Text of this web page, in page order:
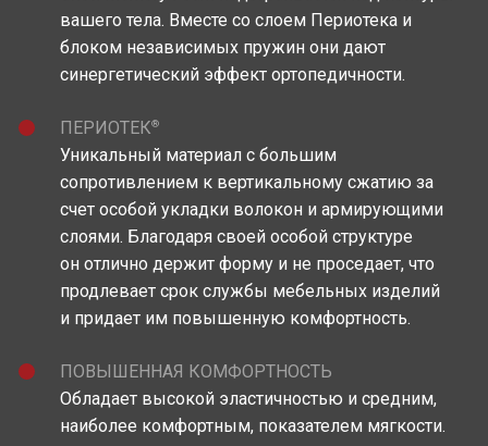
вашего тела. Вместе со слоем Периотека и
блоком независимых пружин они дают
синергетический эффект ортопедичности.
ПЕРИОТЕК®
Уникальный материал c большим
сопротивлением к вертикальному сжатию за
счет особой укладки волокон и армирующими
слоями. Благодаря своей особой структуре
он отлично держит форму и не проседает, что
продлевает срок службы мебельных изделий
и придает им повышенную комфортность.
ПОВЫШЕННАЯ КОМФОРТНОСТЬ
Обладает высокой эластичностью и средним,
наиболее комфортным, показателем мягкости.